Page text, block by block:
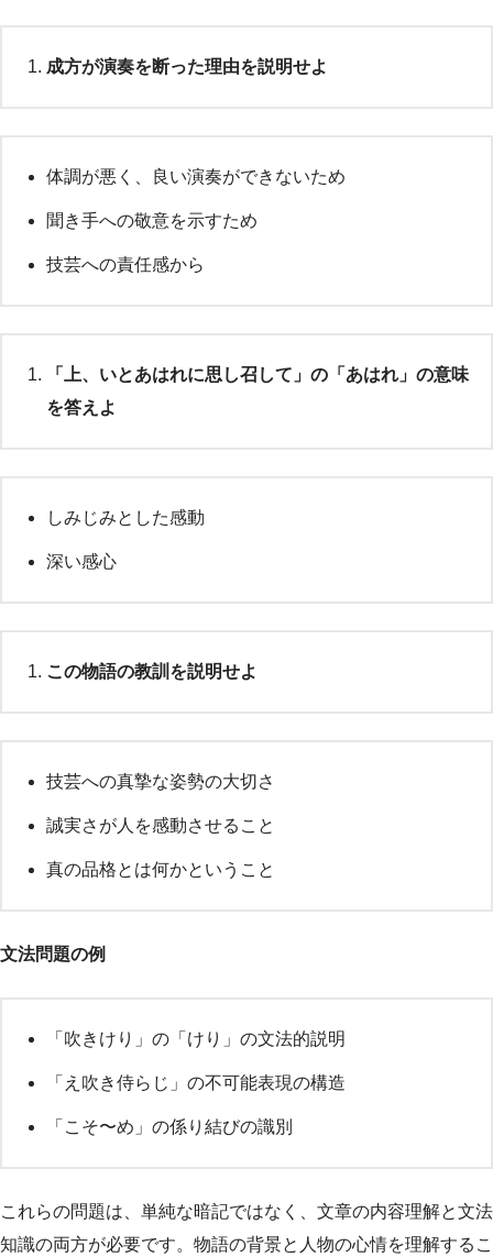
成方が演奏を断った理由を説明せよ
体調が悪く、良い演奏ができないため
聞き手への敬意を示すため
技芸への責任感から
「上、いとあはれに思し召して」の「あはれ」の意味
を答えよ
しみじみとした感動
深い感心
この物語の教訓を説明せよ
技芸への真摯な姿勢の大切さ
誠実さが人を感動させること
真の品格とは何かということ
文法問題の例
「吹きけり」の「けり」の文法的説明
「え吹き侍らじ」の不可能表現の構造
「こそ〜め」の係り結びの識別
これらの問題は、単純な暗記ではなく、文章の内容理解と文法
知識の両方が必要です。物語の背景と人物の心情を理解するこ